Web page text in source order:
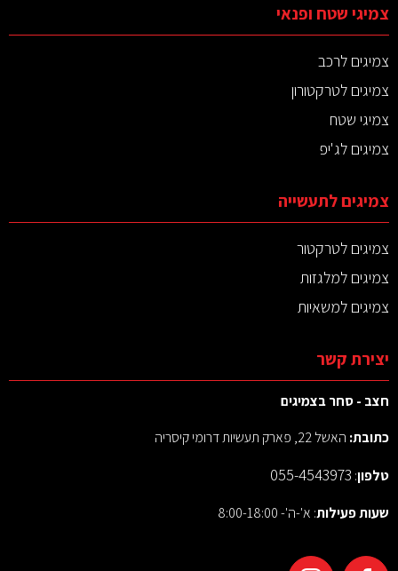
צמיגי שטח ופנאי
צמיגים לרכב
צמיגים לטרקטורון
צמיגי שטח
צמיגים לג'יפ
צמיגים לתעשייה
צמיגים לטרקטור
צמיגים למלגזות
צמיגים למשאיות
יצירת קשר
חצב - סחר בצמיגים
כתובת: האשל 22, פארק תעשיות דרומי קיסריה
טלפון:
055-4543973
שעות פעילות: א'-ה'- 8:00-18:00